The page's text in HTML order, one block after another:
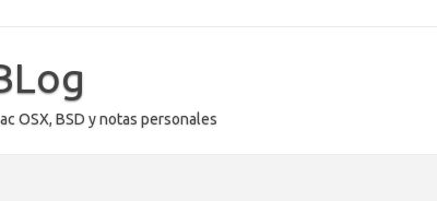
OSX, BSD y notas personales